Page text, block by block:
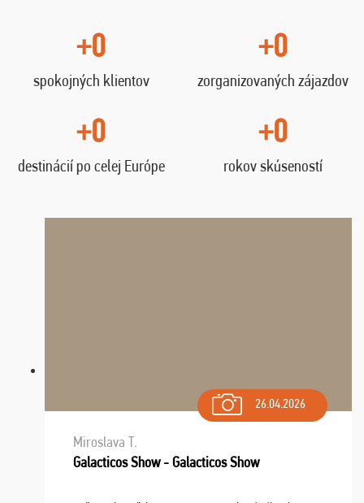
+0
spokojných klientov
+0
zorganizovaných zájazdov
+0
destinácií po celej Európe
+0
rokov skúseností
26.04.2026
Miroslava T.
Galacticos Show - Galacticos Show